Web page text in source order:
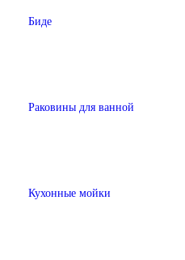
Биде
Раковины для ванной
Кухонные мойки